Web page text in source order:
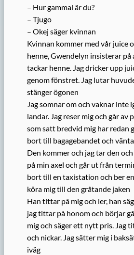
– Hur gammal är du?
– Tjugo
– Okej säger kvinnan
Kvinnan kommer med vår juice
henne, Gwendelyn insisterar på
tackar henne. Jag dricker upp
genom fönstret. Jag lutar
stänger ögonen
Jag somnar om och vaknar inte
landar. Jag reser mig och går av
som satt bredvid mig har redan
bort till bagagebandet och
Den kommer och jag tar den
på min axel och går ut från
bort till en taxistation och ber
köra mig till den gråtande jaken
Han tittar på mig och ler, han
jag tittar på honom och börjar
mig och säger ett nytt pris. Jag
och nickar. Jag sätter mig i
iväg